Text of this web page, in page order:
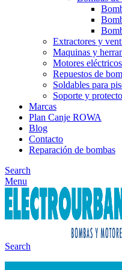
Extractores y
Maquinas y
Motores
Repuestos de
Soldables para
Soporte y
Marcas
Plan Canje ROWA
Blog
Contacto
Reparación de bombas
Search
Menu
Search